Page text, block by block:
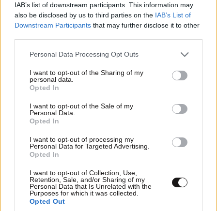
IAB’s list of downstream participants. This information may
also be disclosed by us to third parties on the IAB’s List of
Downstream Participants that may further disclose it to other
Please note that this website/app uses one or more Google
not limited to your visit or usage behaviour. You may click to
grant or deny consent to Google and its third-party tags to
use your data for below specified purposes in below Google
consent section.
Personal Data Processing Opt Outs
I want to opt-out of the Sharing of my
personal data.
Opted In
I want to opt-out of the Sale of my
Personal Data.
Opted In
I want to opt-out of processing my
Personal Data for Targeted Advertising.
Opted In
I want to opt-out of Collection, Use,
Retention, Sale, and/or Sharing of my
Personal Data that Is Unrelated with the
Purposes for which it was collected.
Opted Out
Έκκληση Άδωνι και Κυρανάκη σε Τραμπ να κάνει
Ακολουθήστε το NEWSBEASTστο
Google News
και μάθετε πρώτοι όλες τις ειδήσεις